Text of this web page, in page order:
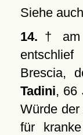
Siehe auch
14. † am
Brescia,
Tadini, 66
Würde
für